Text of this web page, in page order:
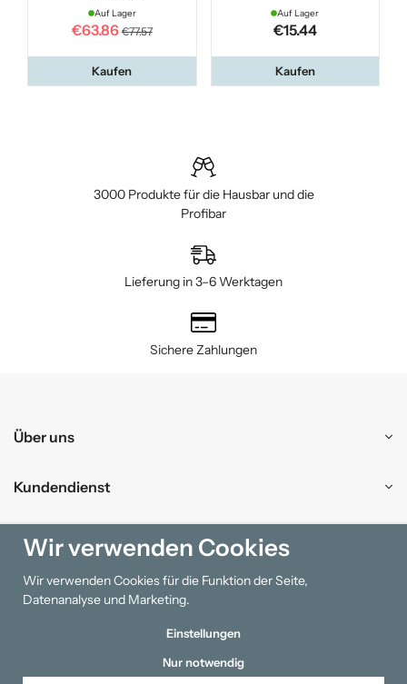
Auf Lager
€63.86 €77.57
Kaufen
Auf Lager
€15.44
Kaufen
3000 Produkte für die Hausbar und die
Profibar
Lieferung in 3–6 Werktagen
Sichere Zahlungen
Über uns
Kundendienst
Einkaufen
Information
Wir verwenden Cookies
Wir verwenden Cookies für die Funktion der Seite,
Datenanalyse und Marketing.
Einstellungen
Nur notwendig